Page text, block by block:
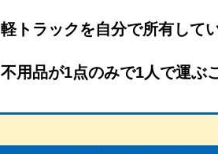
軽トラックを自分で所有して
不用品が1点のみで1人で運ぶ